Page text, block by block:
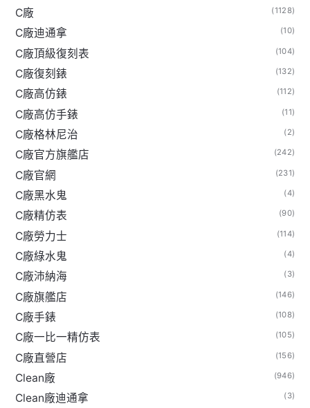
C廠 (1128)
C廠迪通拿 (10)
C廠頂級復刻表 (104)
C廠復刻錶 (132)
C廠高仿錶 (112)
C廠高仿手錶 (11)
C廠格林尼治 (2)
C廠官方旗艦店 (242)
C廠官網 (231)
C廠黑水鬼 (4)
C廠精仿表 (90)
C廠勞力士 (114)
C廠綠水鬼 (4)
C廠沛納海 (3)
C廠旗艦店 (146)
C廠手錶 (108)
C廠一比一精仿表 (105)
C廠直營店 (156)
Clean廠 (946)
Clean廠迪通拿 (3)